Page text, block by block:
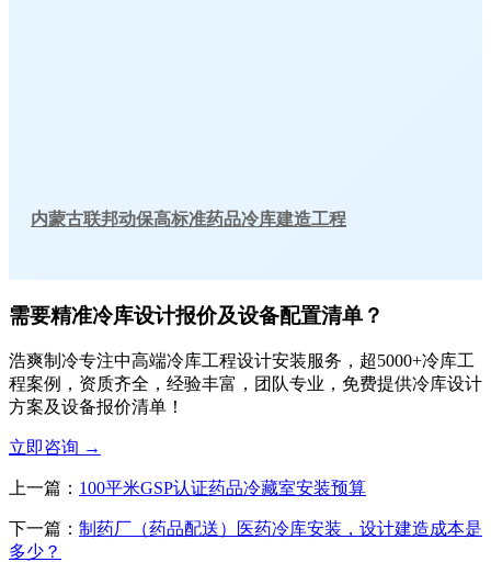
内蒙古联邦动保高标准药品冷库建造工程
需要精准冷库设计报价及设备配置清单？
浩爽制冷专注中高端冷库工程设计安装服务，超5000+冷库工
程案例，资质齐全，经验丰富，团队专业，免费提供冷库设计
方案及设备报价清单！
立即咨询 →
上一篇： 100平米GSP认证药品冷藏室安装预算
下一篇： 制药厂（药品配送）医药冷库安装，设计建造成本是
多少？